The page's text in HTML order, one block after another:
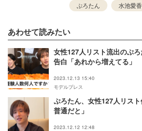
ぷろたん 水池愛香
あわせて読みたい
女性127人リスト流出のぷ
告白「あれから増えてる」
2023.12.13 15:40
モデルプレス
ぷろたん、女性127人リス
普通だと」
2023.12.12 12:48